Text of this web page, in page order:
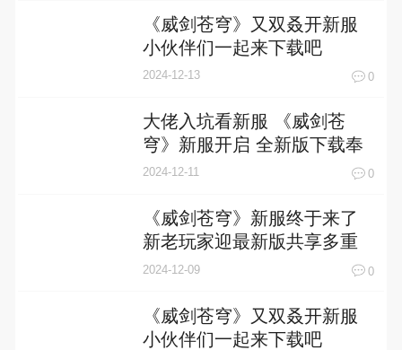
《威剑苍穹》又双叒开新服
小伙伴们一起来下载吧
2024-12-13 0
大佬入坑看新服 《威剑苍
穹》新服开启 全新版下载奉
上
2024-12-11 0
《威剑苍穹》新服终于来了
新老玩家迎最新版共享多重
礼包
2024-12-09 0
《威剑苍穹》又双叒开新服
小伙伴们一起来下载吧